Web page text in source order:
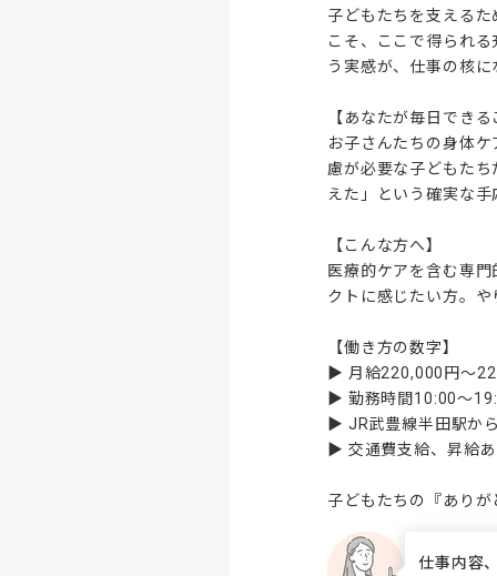
子どもたちを支える
こそ、ここで得られ
う実感が、仕事の核
【あなたが毎日でき
お子さんたちの身体
慮が必要な子どもた
えた」という確実な
【こんな方へ】
医療的ケアを含む専
クトに感じたい方。
【働き方の数字】
▶ 月給220,000円〜
▶ 勤務時間10:00〜
▶ JR武豊線半田駅か
▶ 交通費支給、昇給
子どもたちの『あり
仕事内容